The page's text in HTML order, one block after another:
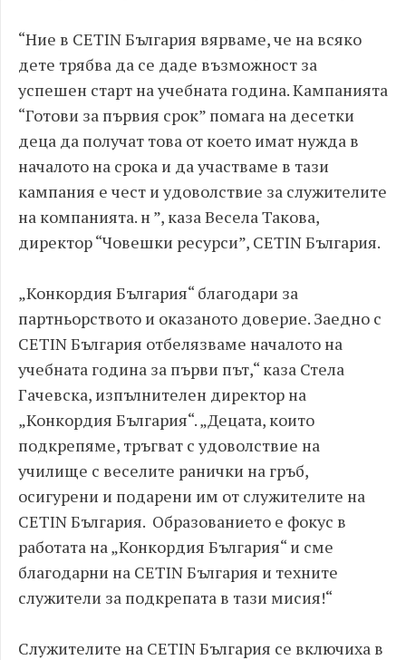
“Ние в CETIN България вярваме, че на всяко
дете трябва да се даде възможност за
успешен старт на учебната година. Кампанията
“Готови за първия срок” помага на десетки
деца да получат това от което имат нужда в
началото на срока и да участваме в тази
кампания е чест и удоволствие за служителите
на компанията. н ”, каза Весела Такова,
директор “Човешки ресурси”, CETIN България.
„Конкордия България“ благодари за
партньорството и оказаното доверие. Заедно с
CETIN България отбелязваме началото на
учебната година за първи път,“ каза Стела
Гачевска, изпълнителен директор на
„Конкордия България“. „Децата, които
подкрепяме, тръгват с удоволствие на
училище с веселите ранички на гръб,
осигурени и подарени им от служителите на
CETIN България. Образованието е фокус в
работата на „Конкордия България“ и сме
благодарни на CETIN България и техните
служители за подкрепата в тази мисия!“
Служителите на CETIN България се включиха в